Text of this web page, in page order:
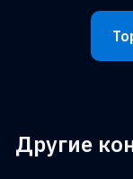
Другие